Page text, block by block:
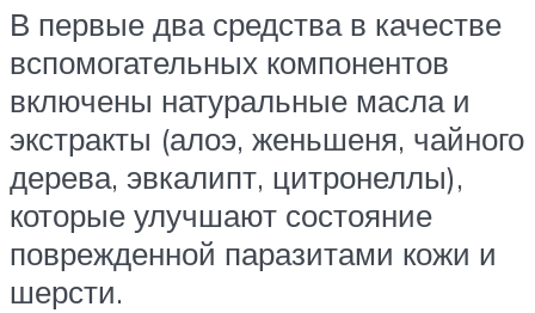
В первые два средства в качестве
вспомогательных компонентов
включены натуральные масла и
экстракты (алоэ, женьшеня, чайного
дерева, эвкалипт, цитронеллы),
которые улучшают состояние
поврежденной паразитами кожи и
шерсти.